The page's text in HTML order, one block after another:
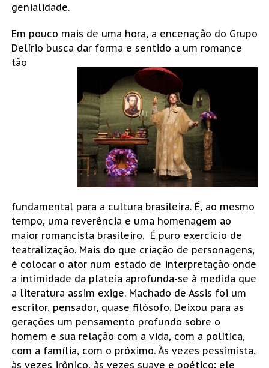
genialidade.
Em pouco mais de uma hora, a encenação do Grupo
Delírio busca dar forma e sentido a um romance
tão
fundamental para a cultura brasileira. É, ao mesmo
tempo, uma reverência e uma homenagem ao
maior romancista brasileiro. É puro exercício de
teatralização. Mais do que criação de personagens,
é colocar o ator num estado de interpretação onde
a intimidade da plateia aprofunda-se à medida que
a literatura assim exige. Machado de Assis foi um
escritor, pensador, quase filósofo. Deixou para as
gerações um pensamento profundo sobre o
homem e sua relação com a vida, com a política,
com a família, com o próximo. Às vezes pessimista,
às vezes irônico, às vezes suave e poético; ele